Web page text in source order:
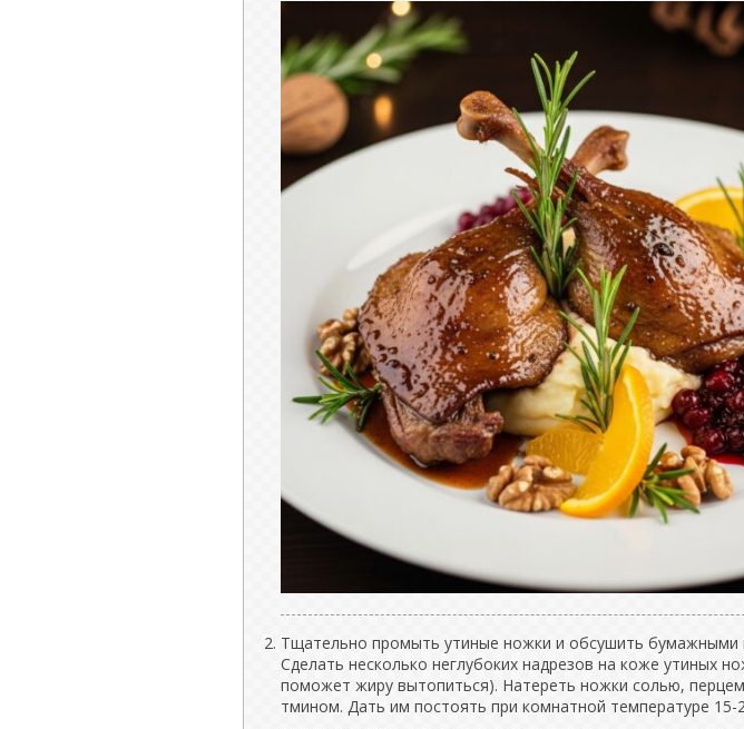
Тщательно промыть утиные ножки и обсушить бумажными
Сделать несколько неглубоких надрезов на коже утиных
поможет жиру вытопиться). Натереть ножки солью,
тмином. Дать им постоять при комнатной температуре 15-